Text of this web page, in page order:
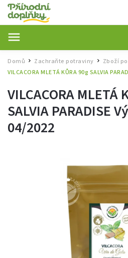
Domů / Zachraňte potraviny Zboží
VILCACORA MLETÁ KŮRA 90g SALVIA
VILCACORA MLETÁ
SALVIA PARADISE
04/2022